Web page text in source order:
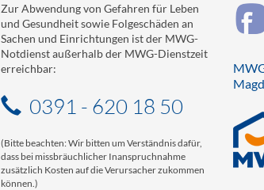
Zur Abwendung von Gefahren für Leben
und Gesundheit sowie Folgeschäden an
Sachen und Einrichtungen ist der MWG-
Notdienst außerhalb der MWG-Dienstzeit
erreichbar:
0391 - 620 18 50
(Bitte beachten: Wir bitten um Verständnis dafür,
dass bei missbräuchlicher Inanspruchnahme
zusätzlich Kosten auf die Verursacher zukommen
können.)